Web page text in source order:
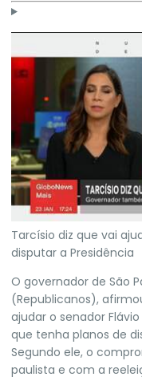
Tarcísio diz que vai
disputar a Presidência
O governador de São
(Republicanos),
ajudar o senador
que tenha planos de
Segundo ele, o
paulista e com a